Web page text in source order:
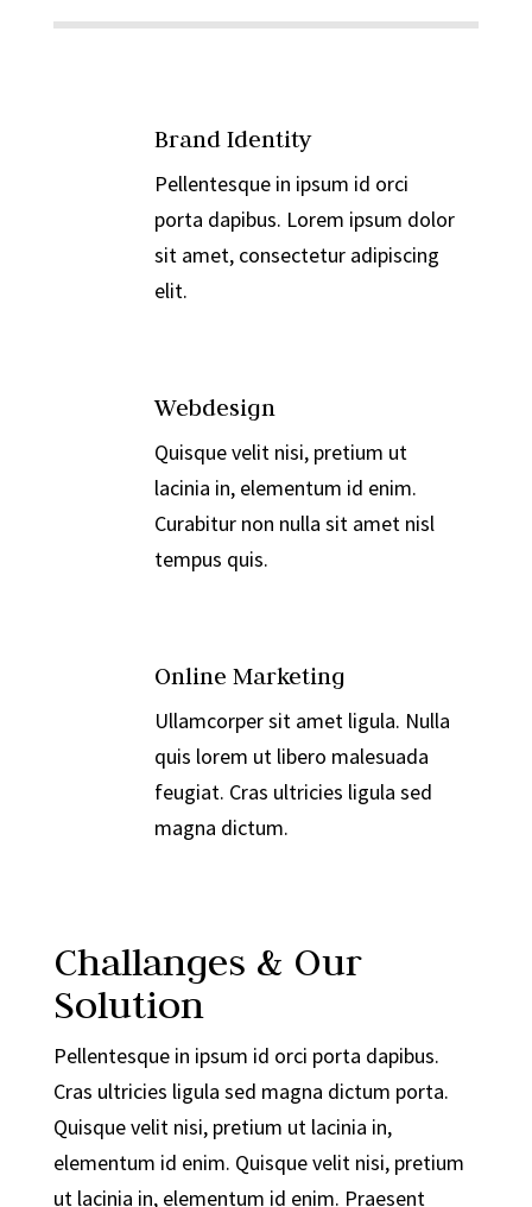
Brand Identity
Pellentesque in ipsum id orci
porta dapibus. Lorem ipsum dolor
sit amet, consectetur adipiscing
elit.
Webdesign
Quisque velit nisi, pretium ut
lacinia in, elementum id enim.
Curabitur non nulla sit amet nisl
tempus quis.
Online Marketing
Ullamcorper sit amet ligula. Nulla
quis lorem ut libero malesuada
feugiat. Cras ultricies ligula sed
magna dictum.
Challanges & Our
Solution
Pellentesque in ipsum id orci porta dapibus.
Cras ultricies ligula sed magna dictum porta.
Quisque velit nisi, pretium ut lacinia in,
elementum id enim. Quisque velit nisi, pretium
ut lacinia in, elementum id enim. Praesent